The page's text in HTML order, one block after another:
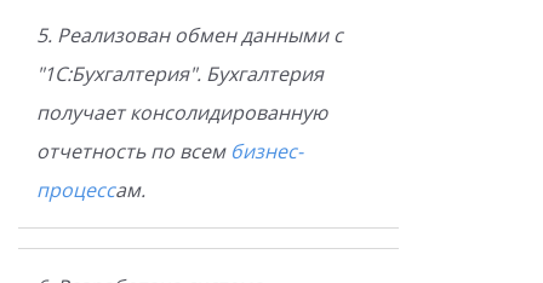
5. Реализован обмен данными с
"1С:Бухгалтерия". Бухгалтерия
получает консолидированную
отчетность по всем бизнес-
процессам.